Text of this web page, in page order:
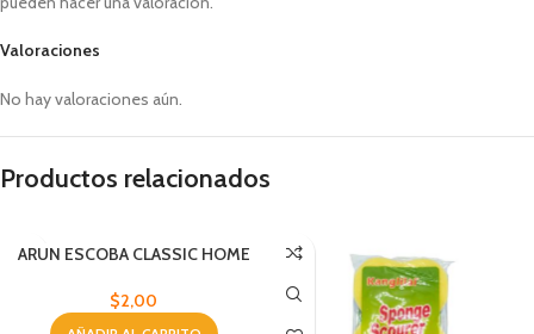
Valoraciones
No hay valoraciones aún.
Productos relacionados
ARUN ESCOBA CLASSIC HOME
$2,00